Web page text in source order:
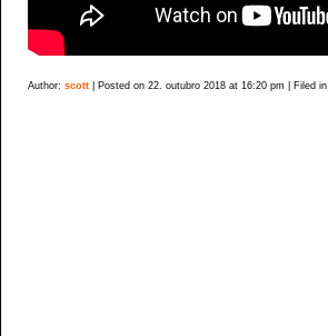
Author: scott | Posted on 22. outubro 2018 at 16:20 pm | Filed in